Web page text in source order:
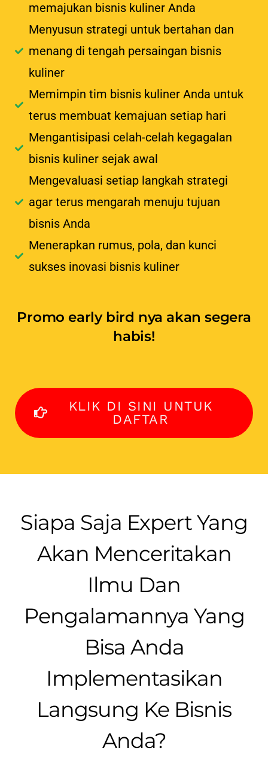
memajukan bisnis kuliner Anda
Menyusun strategi untuk bertahan dan
menang di tengah persaingan bisnis
kuliner
Memimpin tim bisnis kuliner Anda untuk
terus membuat kemajuan setiap hari
Mengantisipasi celah-celah kegagalan
bisnis kuliner sejak awal
Mengevaluasi setiap langkah strategi
agar terus mengarah menuju tujuan
bisnis Anda
Menerapkan rumus, pola, dan kunci
sukses inovasi bisnis kuliner
Promo early bird nya akan segera
habis!
KLIK DI SINI UNTUK
DAFTAR
Siapa Saja Expert Yang
Akan Menceritakan
Ilmu Dan
Pengalamannya Yang
Bisa Anda
Implementasikan
Langsung Ke Bisnis
Anda?